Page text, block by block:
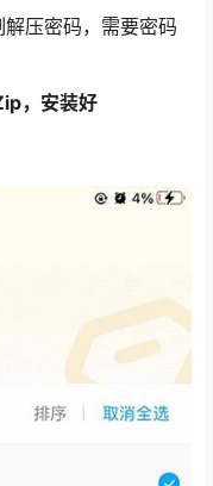
压密码，需要密码
，安装好